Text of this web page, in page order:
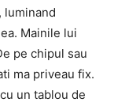
luminand
Mainile lui
pe chipul sau
ma priveau fix.
un tablou de